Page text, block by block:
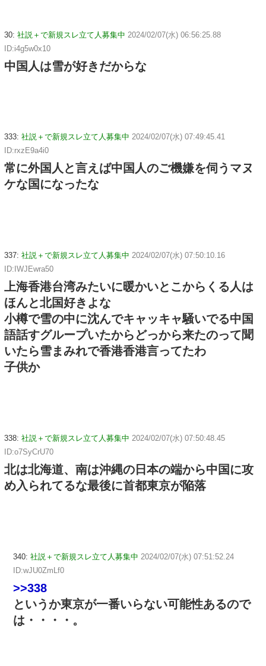
30: 社説＋で新規スレ立て人募集中 2024/02/07(水) 06:56:25.88
ID:i4g5w0x10
中国人は雪が好きだからな
333: 社説＋で新規スレ立て人募集中 2024/02/07(水) 07:49:45.41
ID:rxzE9a4i0
常に外国人と言えば中国人のご機嫌を伺うマヌ
ケな国になったな
337: 社説＋で新規スレ立て人募集中 2024/02/07(水) 07:50:10.16
ID:IWJEwra50
上海香港台湾みたいに暖かいとこからくる人は
ほんと北国好きよな
小樽で雪の中に沈んでキャッキャ騒いでる中国
語話すグループいたからどっから来たのって聞
いたら雪まみれで香港香港言ってたわ
子供か
338: 社説＋で新規スレ立て人募集中 2024/02/07(水) 07:50:48.45
ID:o7SyCrU70
北は北海道、南は沖縄の日本の端から中国に攻
め入られてるな最後に首都東京が陥落
340: 社説＋で新規スレ立て人募集中 2024/02/07(水) 07:51:52.24
ID:wJU0ZmLf0
>>338
というか東京が一番いらない可能性あるので
は・・・・。